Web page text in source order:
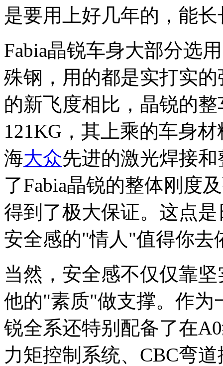
是要用上好几年的，能
Fabia晶锐车身大部分选
殊钢，用的都是实打实
的新飞度相比，晶锐的
121KG，其上乘的车身
海大众先进的激光焊接
了Fabia晶锐的整体刚度
得到了极大保证。这点
安全感的"情人"值得你去
当然，安全感不仅仅靠
他的"素质"做支撑。作为
锐全系还特别配备了在
力矩控制系统、CBC弯